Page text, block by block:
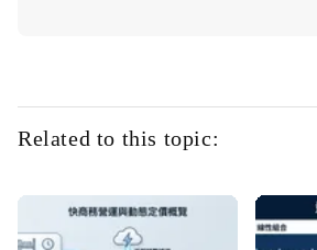
Related to this topic: